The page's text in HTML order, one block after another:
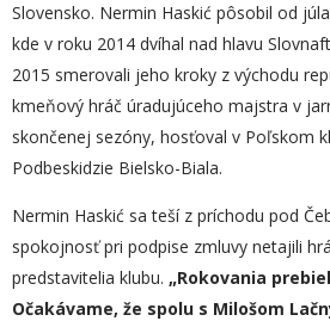
Slovensko. Nermin Haskić pôsobil od
kde v roku 2014 dvíhal nad hlavu
2015 smerovali jeho kroky z východu
kmeňový hráč úradujúceho majstra v
skončenej sezóny, hosťoval v Poľskom
Podbeskidzie Bielsko-Biala.
Nermin Haskić sa teší z príchodu pod
spokojnosť pri podpise zmluvy netajili
predstavitelia klubu. „Rokovania
Očakávame, že spolu s Milošom